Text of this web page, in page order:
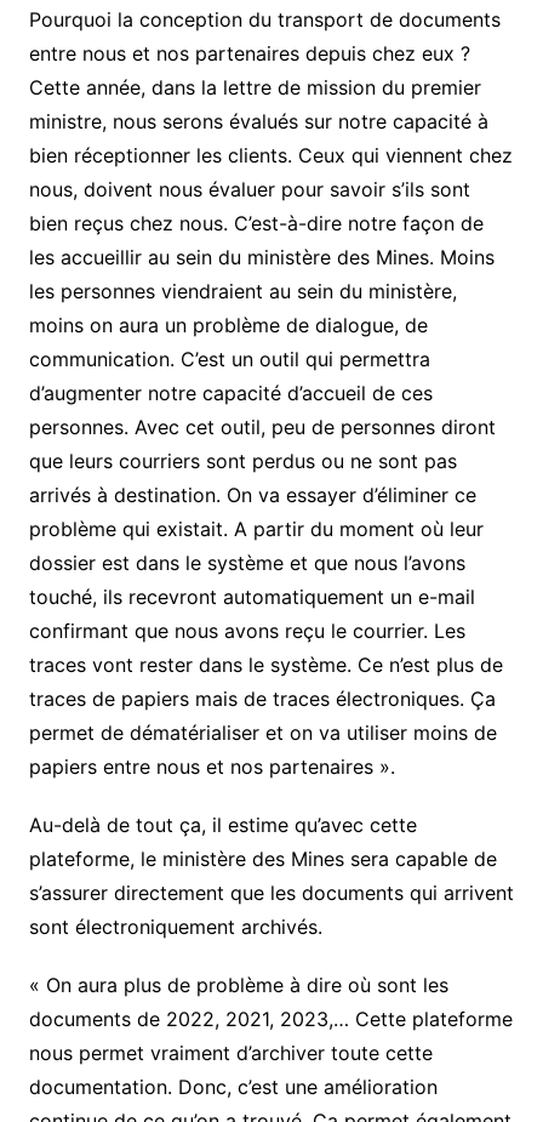
Pourquoi la conception du transport de documents
entre nous et nos partenaires depuis chez eux ?
Cette année, dans la lettre de mission du premier
ministre, nous serons évalués sur notre capacité à
bien réceptionner les clients. Ceux qui viennent chez
nous, doivent nous évaluer pour savoir s’ils sont
bien reçus chez nous. C’est-à-dire notre façon de
les accueillir au sein du ministère des Mines. Moins
les personnes viendraient au sein du ministère,
moins on aura un problème de dialogue, de
communication. C’est un outil qui permettra
d’augmenter notre capacité d’accueil de ces
personnes. Avec cet outil, peu de personnes diront
que leurs courriers sont perdus ou ne sont pas
arrivés à destination. On va essayer d’éliminer ce
problème qui existait. A partir du moment où leur
dossier est dans le système et que nous l’avons
touché, ils recevront automatiquement un e-mail
confirmant que nous avons reçu le courrier. Les
traces vont rester dans le système. Ce n’est plus de
traces de papiers mais de traces électroniques. Ça
permet de dématérialiser et on va utiliser moins de
papiers entre nous et nos partenaires ».
Au-delà de tout ça, il estime qu’avec cette
plateforme, le ministère des Mines sera capable de
s’assurer directement que les documents qui arrivent
sont électroniquement archivés.
« On aura plus de problème à dire où sont les
documents de 2022, 2021, 2023,… Cette plateforme
nous permet vraiment d’archiver toute cette
documentation. Donc, c’est une amélioration